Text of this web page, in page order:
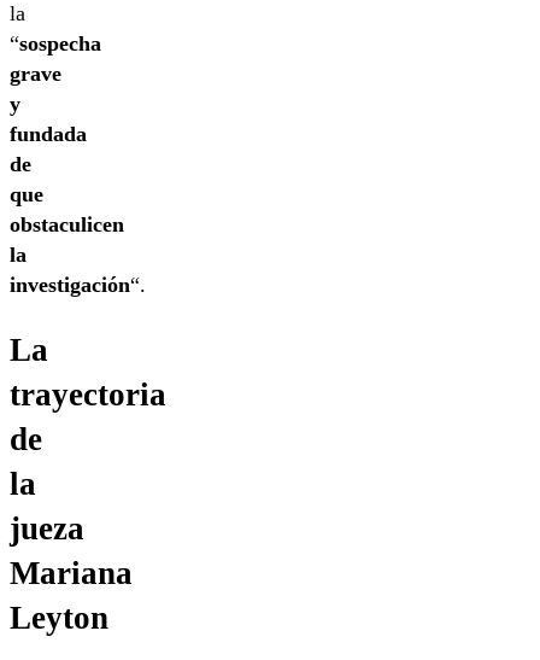
la
“sospecha
grave
y
fundada
de
que
obstaculicen
la
investigación“.
La
trayectoria
de
la
jueza
Mariana
Leyton